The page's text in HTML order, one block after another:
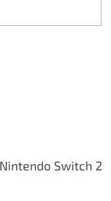
Switch 2